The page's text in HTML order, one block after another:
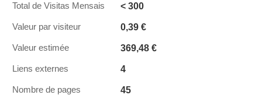
Total de Visitas Mensais < 300
Valeur par visiteur 0,39 €
Valeur estimée 369,48 €
Liens externes 4
Nombre de pages 45